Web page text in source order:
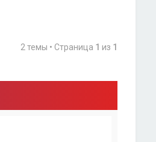
2 темы • Страница 1 из 1